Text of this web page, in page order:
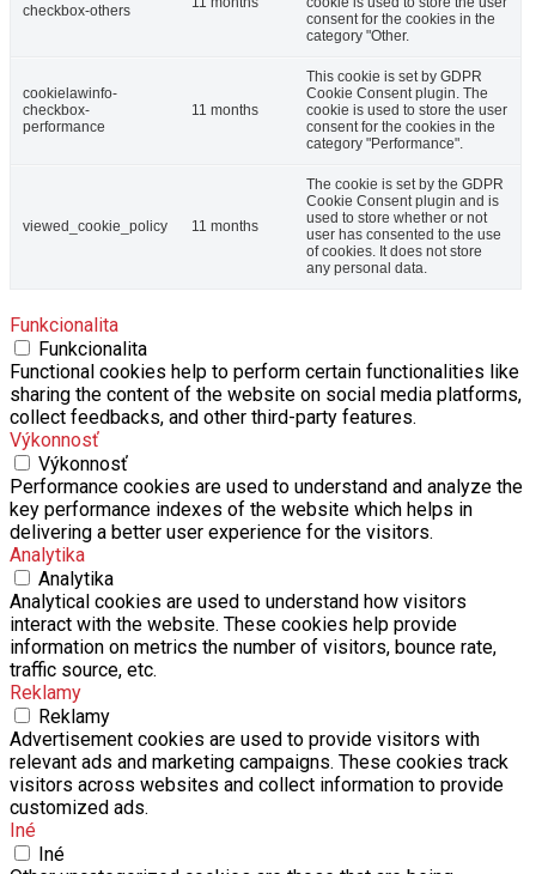
checkbox-others
consent for the cookies in the
category "Other.
cookielawinfo-
checkbox-
performance
11 months
This cookie is set by GDPR
Cookie Consent plugin. The
cookie is used to store the user
consent for the cookies in the
category "Performance".
viewed_cookie_policy 11 months
The cookie is set by the GDPR
Cookie Consent plugin and is
used to store whether or not
user has consented to the use
of cookies. It does not store
any personal data.
Funkcionalita
Funkcionalita
Functional cookies help to perform certain functionalities like
sharing the content of the website on social media platforms,
collect feedbacks, and other third-party features.
Výkonnosť
Výkonnosť
Performance cookies are used to understand and analyze the
key performance indexes of the website which helps in
delivering a better user experience for the visitors.
Analytika
Analytika
Analytical cookies are used to understand how visitors
interact with the website. These cookies help provide
information on metrics the number of visitors, bounce rate,
traffic source, etc.
Reklamy
Reklamy
Advertisement cookies are used to provide visitors with
relevant ads and marketing campaigns. These cookies track
visitors across websites and collect information to provide
customized ads.
Iné
Iné